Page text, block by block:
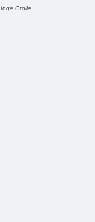
Inge Grolle